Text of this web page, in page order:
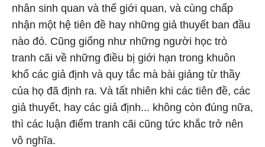
nhân sinh quan và thế giới quan, và cùng chấp
nhận một hệ tiên đề hay những giả thuyết ban đầu
nào đó. Cũng giống như những người học trò
tranh cãi về những điều bị giới hạn trong khuôn
khổ các giả định và quy tắc mà bài giảng từ thầy
của họ đã định ra. Và tất nhiên khi các tiên đề, các
giả thuyết, hay các giả định... không còn đúng nữa,
thì các luận điểm tranh cãi cũng tức khắc trở nên
vô nghĩa.